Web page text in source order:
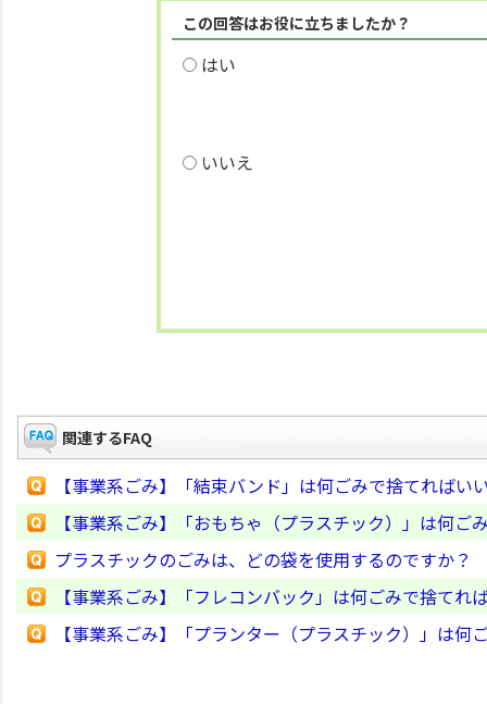
この回答はお役に立ちましたか？
はい
いいえ
関連するFAQ
【事業系ごみ】「結束バンド」は何ごみで捨てればい
【事業系ごみ】「おもちゃ（プラスチック）」は何ご
プラスチックのごみは、どの袋を使用するのですか？
【事業系ごみ】「フレコンバック」は何ごみで捨てれ
【事業系ごみ】「プランター（プラスチック）」は何